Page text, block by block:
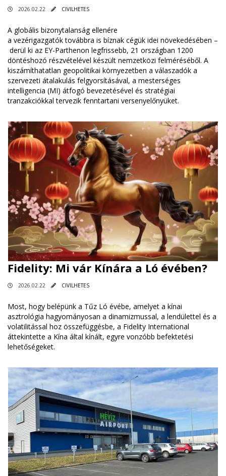
2026.02.22 CIVILHETES
A globális bizonytalanság ellenére
a vezérigazgatók továbbra is bíznak cégük idei növekedésében –
derül ki az EY-Parthenon legfrissebb, 21 országban 1200
döntéshozó részvételével készült nemzetközi felméréséből. A
kiszámíthatatlan geopolitikai környezetben a válaszadók a
szervezeti átalakulás felgyorsításával, a mesterséges
intelligencia (MI) átfogó bevezetésével és stratégiai
tranzakciókkal tervezik fenntartani versenyelőnyüket.
Fidelity: Mi vár Kínára a Ló évében?
2026.02.22 CIVILHETES
Most, hogy belépünk a Tűz Ló évébe, amelyet a kínai
asztrológia hagyományosan a dinamizmussal, a lendülettel és a
volatilitással hoz összefüggésbe, a Fidelity International
áttekintette a Kína által kínált, egyre vonzóbb befektetési
lehetőségeket.